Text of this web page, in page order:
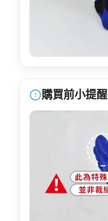
購買前小提醒